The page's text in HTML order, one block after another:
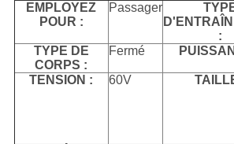
EMPLOYEZ
POUR :
Passager
:
TYPE DE
CORPS :
Fermé
TENSION :
60V